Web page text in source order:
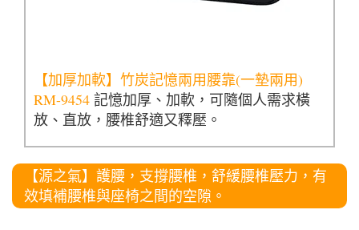
【加厚加軟】竹炭記憶兩用腰靠(一墊兩用)
RM-9454 記憶加厚、加軟，可隨個人需求橫
放、直放，腰椎舒適又釋壓。
【源之氣】護腰，支撐腰椎，舒緩腰椎壓力，有
效填補腰椎與座椅之間的空隙。